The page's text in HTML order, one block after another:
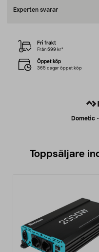
Experten svarar
Dometic -
Fri frakt
Från 599 kr*
Öppet köp
365 dagar öppet köp
Toppsäljare